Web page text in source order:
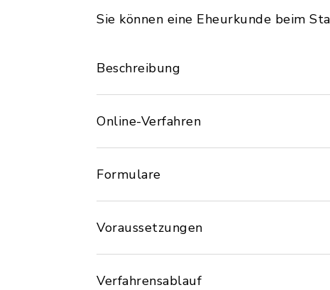
Sie können eine Eheurkunde beim
Beschreibung
Online-Verfahren
Formulare
Voraussetzungen
Verfahrensablauf